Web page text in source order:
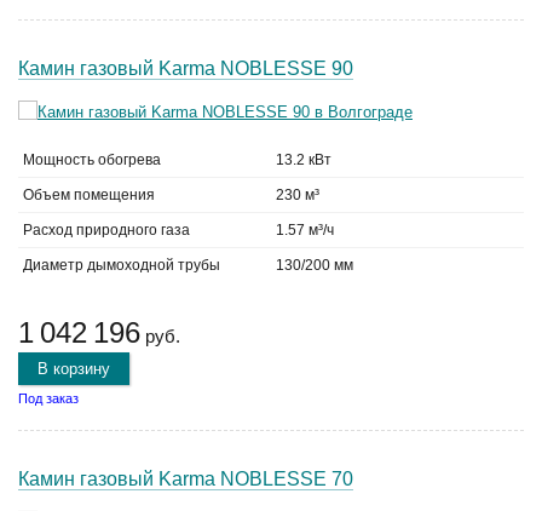
Камин газовый Karma NOBLESSE 90
Мощность обогрева 13.2 кВт
Объем помещения 230 м³
Расход природного газа 1.57 м³/ч
Диаметр дымоходной трубы 130/200 мм
1 042 196 руб.
В корзину
Под заказ
Камин газовый Karma NOBLESSE 70